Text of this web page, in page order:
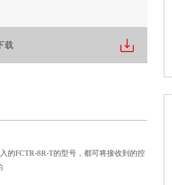
码设置每路端口的
载
的FCTR-8R-T的型号，都可将接收到的控